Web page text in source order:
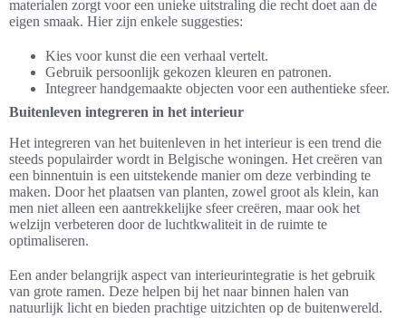
materialen zorgt voor een unieke uitstraling die recht doet aan de
eigen smaak. Hier zijn enkele suggesties:
Kies voor kunst die een verhaal vertelt.
Gebruik persoonlijk gekozen kleuren en patronen.
Integreer handgemaakte objecten voor een authentieke sfeer.
Buitenleven integreren in het interieur
Het integreren van het buitenleven in het interieur is een trend die
steeds populairder wordt in Belgische woningen. Het creëren van
een binnentuin is een uitstekende manier om deze verbinding te
maken. Door het plaatsen van planten, zowel groot als klein, kan
men niet alleen een aantrekkelijke sfeer creëren, maar ook het
welzijn verbeteren door de luchtkwaliteit in de ruimte te
optimaliseren.
Een ander belangrijk aspect van interieurintegratie is het gebruik
van grote ramen. Deze helpen bij het naar binnen halen van
natuurlijk licht en bieden prachtige uitzichten op de buitenwereld.